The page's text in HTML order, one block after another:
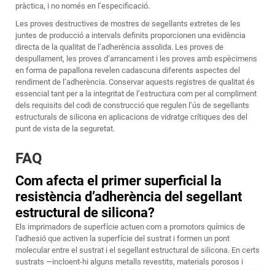
pràctica, i no només en l’especificació.
Les proves destructives de mostres de segellants extretes de les
juntes de producció a intervals definits proporcionen una evidència
directa de la qualitat de l’adherència assolida. Les proves de
despullament, les proves d’arrancament i les proves amb espècimens
en forma de papallona revelen cadascuna diferents aspectes del
rendiment de l’adherència. Conservar aquests registres de qualitat és
essencial tant per a la integritat de l’estructura com per al compliment
dels requisits del codi de construcció que regulen l’ús de segellants
estructurals de silicona en aplicacions de vidratge crítiques des del
punt de vista de la seguretat.
FAQ
Com afecta el primer superficial la
resistència d’adherència del segellant
estructural de silicona?
Els imprimadors de superfície actuen com a promotors químics de
l'adhesió que activen la superfície del sustrat i formen un pont
molecular entre el sustrat i el segellant estructural de silicona. En certs
sustrats —incloent-hi alguns metalls revestits, materials porosos i